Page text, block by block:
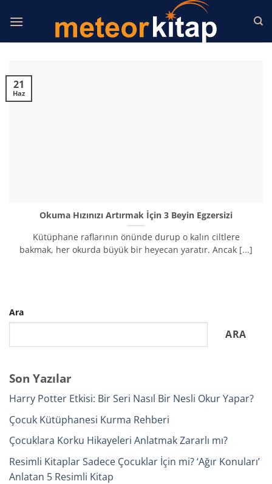
atla
Okuma Hızınızı Artırmak İçin 3 Beyin Egzersizi
Kütüphane raflarının önünde durup o kalın ciltlere
bakmak, her okurda büyük bir heyecan yaratır. Ancak [...]
21
Haz
Ara
ARA
Son Yazılar
Harry Potter Etkisi: Bir Seri Nasıl Bir Nesli Okur Yapar?
Çocuk Kütüphanesi Kurma Rehberi
Çocuklara Korku Hikayeleri Anlatmak Zararlı mı?
Resimli Kitaplar Sadece Çocuklar İçin mi? ‘Ağır Konuları’
Anlatan 5 Resimli Kitap